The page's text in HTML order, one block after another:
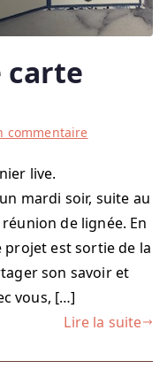
carte
commentairesur
ou
une
carte
live.
mardi soir, suite au
de lignée. En
projet est sortie de la
son savoir et
vous, […]
Lire la suite